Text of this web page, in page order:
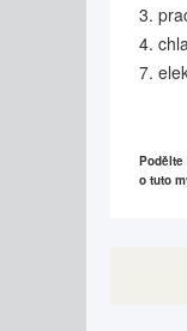
3.
4.
7.
Podělte
o tuto